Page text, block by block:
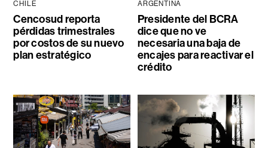
CHILE
Cencosud reporta
pérdidas trimestrales
por costos de su nuevo
plan estratégico
ARGENTINA
Presidente del BCRA
dice que no ve
necesaria una baja de
encajes para reactivar el
crédito